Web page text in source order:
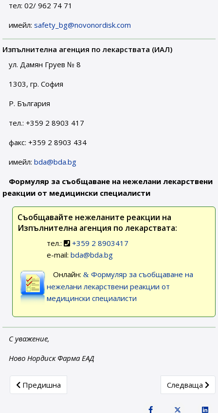
тел: 02/ 962 74 71
имейл:safety_bg@novonordisk.com
Изпълнителна агенция по лекарствата (ИАЛ)
ул. Дамян Груев № 8
1303, гр. София
Р. България
тел.: +359 2 8903 417
факс: +359 2 8903 434
имейл:bda@bda.bg
Формуляр за съобщаване на нежелани лекарствени
реакции от медицински специалисти
Съобщавайте нежеланите реакции на
Изпълнителна агенция по лекарствата:
тел.:
+359 2 8903417
e-mail:bda@bda.bg
Онлайн:
Формуляр за съобщаване на
нежелани лекарствени реакции от
медицински специалисти
С уважение,
Ново Нордиск Фарма ЕАД
Previous article: Caprelsa® (вандетаниб): Ограничение на
Предишна Next article:
Следваща